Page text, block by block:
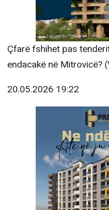
Çfarë fshihet pas
endacakë në Mitrovicë?
20.05.2026 19:22